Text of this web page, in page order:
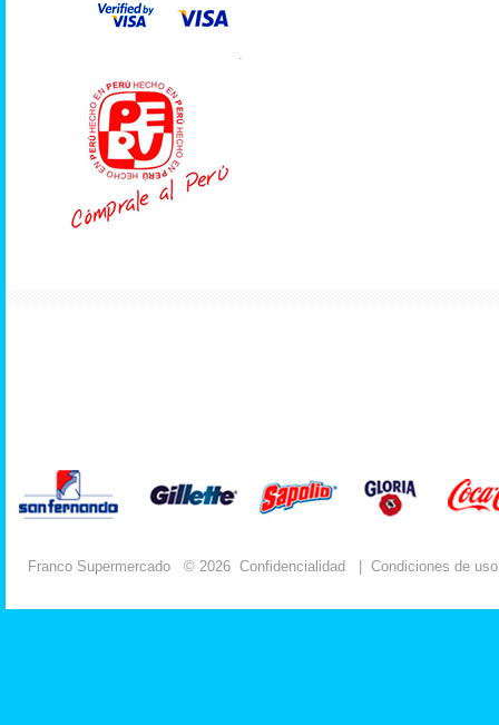
.
Franco Supermercado © 2026 Confidencialidad Condiciones de uso